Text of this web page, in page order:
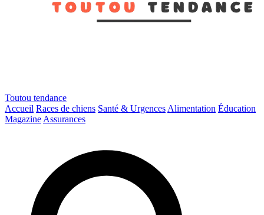
Toutou tendance
Accueil Races de chiens Santé & Urgences Alimentation Éducation
Magazine Assurances